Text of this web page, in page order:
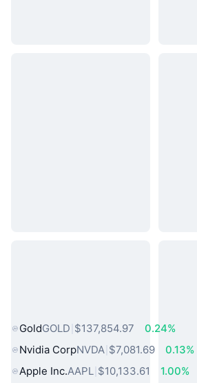
GoldGOLD $137,854.97
0.24%
Nvidia CorpNVDA $7,081.69
0.13%
Apple Inc.AAPL $10,133.61
1.00%